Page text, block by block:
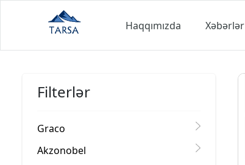
Haqqımızda Xəbərlər
Filterlər
Graco
Akzonobel